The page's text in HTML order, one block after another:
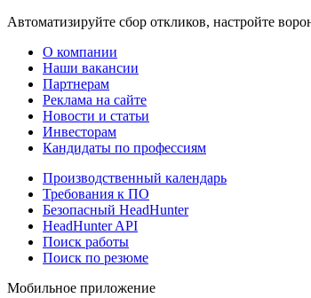
Автоматизируйте сбор откликов, настройте
О компании
Наши вакансии
Партнерам
Реклама на сайте
Новости и статьи
Инвесторам
Кандидаты по профессиям
Производственный календарь
Требования к ПО
Безопасный HeadHunter
HeadHunter API
Поиск работы
Поиск по резюме
Мобильное приложение